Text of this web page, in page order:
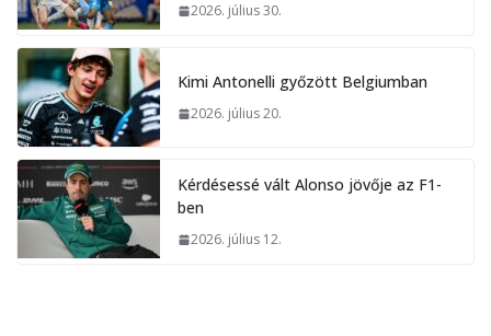
2026. július 30.
Kimi Antonelli győzött Belgiumban
2026. július 20.
Kérdésessé vált Alonso jövője az F1-
ben
2026. július 12.